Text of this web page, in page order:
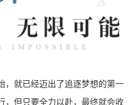
，就已经迈出了追逐梦想的第一
，但只要全力以赴，最终就会收